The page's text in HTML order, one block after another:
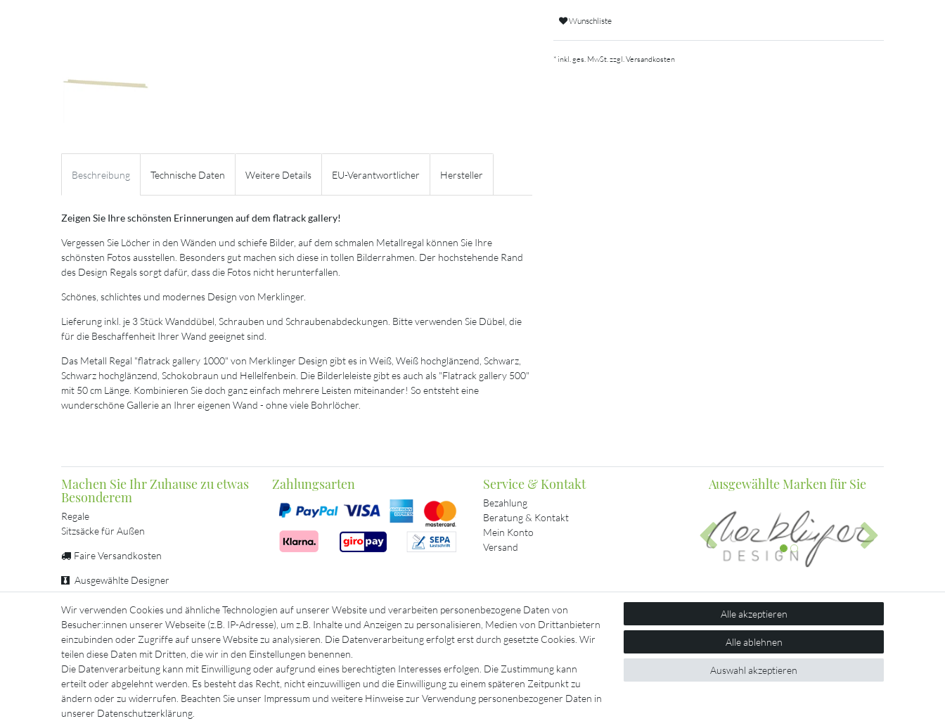
Wunschliste
* inkl. ges. MwSt. zzgl.Versandkosten
Beschreibung Technische Daten Weitere Details EU-Verantwortlicher Hersteller
Zeigen Sie Ihre schönsten Erinnerungen auf dem flatrack gallery!
Vergessen Sie Löcher in den Wänden und schiefe Bilder, auf dem schmalen Metallregal können Sie Ihre
schönsten Fotos ausstellen. Besonders gut machen sich diese in tollen Bilderrahmen. Der hochstehende Rand
des Design Regals sorgt dafür, dass die Fotos nicht herunterfallen.
Schönes, schlichtes und modernes Design von Merklinger.
Lieferung inkl. je 3 Stück Wanddübel, Schrauben und Schraubenabdeckungen. Bitte verwenden Sie Dübel, die
für die Beschaffenheit Ihrer Wand geeignet sind.
Das Metall Regal "flatrack gallery 1000" von Merklinger Design gibt es in Weiß, Weiß hochglänzend, Schwarz,
Schwarz hochglänzend, Schokobraun und Hellelfenbein. Die Bilderleleiste gibt es auch als "Flatrack gallery 500"
mit 50 cm Länge. Kombinieren Sie doch ganz einfach mehrere Leisten miteinander! So entsteht eine
wunderschöne Gallerie an Ihrer eigenen Wand - ohne viele Bohrlöcher.
Machen Sie Ihr Zuhause zu etwas
Besonderem
Regale
Sitzsäcke für Außen
Faire Versandkosten
Ausgewählte Designer
Sichere Zahlung
Persönliche Beratung
Zahlungsarten Service & Kontakt
Bezahlung
Beratung & Kontakt
Mein Konto
Versand
Ausgewählte Marken für Sie
Impressum Daten­schutz­erklärung AGB Barrierefreiheitserklärung Widerrufs­recht
Wir verwenden Cookies und ähnliche Technologien auf unserer Website und verarbeiten personenbezogene Daten von
Besucher:innen unserer Webseite (z.B. IP-Adresse), um z.B. Inhalte und Anzeigen zu personalisieren, Medien von Drittanbietern
einzubinden oder Zugriffe auf unsere Website zu analysieren. Die Datenverarbeitung erfolgt erst durch gesetzte Cookies. Wir
teilen diese Daten mit Dritten, die wir in den Einstellungen benennen.
Die Datenverarbeitung kann mit Einwilligung oder aufgrund eines berechtigten Interesses erfolgen. Die Zustimmung kann
erteilt oder abgelehnt werden. Es besteht das Recht, nicht einzuwilligen und die Einwilligung zu einem späteren Zeitpunkt zu
ändern oder zu widerrufen. Beachten Sie unser Impressum und weitere Hinweise zur Verwendung personenbezogener Daten in
unserer Daten­schutz­erklärung
Alle akzeptieren
Alle ablehnen
Auswahl akzeptieren